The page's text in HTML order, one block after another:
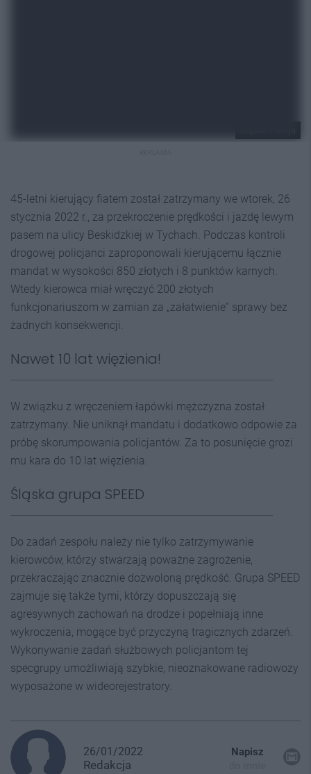
45-letni kierujący fiatem został zatrzymany we wtorek, 26
stycznia 2022 r., za przekroczenie prędkości i jazdę lewym
pasem na ulicy Beskidzkiej w Tychach. Podczas kontroli
drogowej policjanci zaproponowali kierującemu łącznie
mandat w wysokości 850 złotych i 8 punktów karnych.
Wtedy kierowca miał wręczyć 200 złotych
funkcjonariuszom w zamian za „załatwienie” sprawy bez
żadnych konsekwencji.
Nawet 10 lat więzienia!
W związku z wręczeniem łapówki mężczyzna został
zatrzymany. Nie uniknął mandatu i dodatkowo odpowie za
próbę skorumpowania policjantów. Za to posunięcie grozi
mu kara do 10 lat więzienia.
Śląska grupa SPEED
Do zadań zespołu należy nie tylko zatrzymywanie
kierowców, którzy stwarzają poważne zagrożenie,
przekraczając znacznie dozwoloną prędkość. Grupa SPEED
zajmuje się także tymi, którzy dopuszczają się
agresywnych zachowań na drodze i popełniają inne
wykroczenia, mogące być przyczyną tragicznych zdarzeń.
Wykonywanie zadań służbowych policjantom tej
specgrupy umożliwiają szybkie, nieoznakowane radiowozy
wyposażone w wideorejestratory.
26/01/2022
Redakcja
Napisz